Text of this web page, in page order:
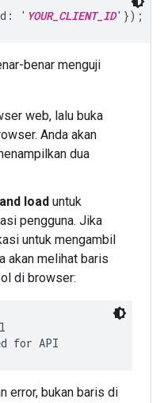
' YOUR_CLIENT_ID'});
benar menguji
web, lalu buka
Anda akan
dua
load untuk
pengguna. Jika
untuk mengambil
akan melihat baris
di browser:
for API
error, bukan baris di